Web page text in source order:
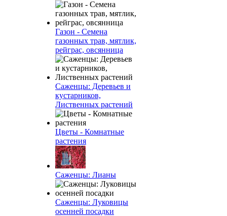
Газон - Семена
газонных трав, мятлик,
рейграс, овсянница
Саженцы: Деревьев и
кустарников,
Лиственных растений
Цветы - Комнатные
растения
Саженцы: Лианы
Саженцы: Луковицы
осенней посадки